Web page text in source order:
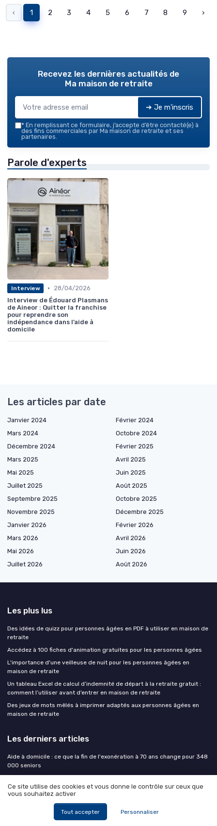
‹ 1 2 3 4 5 6 7 8 9 ›
Recevez les dernières actualités de
Ma maison de retraite
➔ Je m'inscris
* En remplissant ce formulaire, j’accepte d’être contacté(e) à
des fins commerciales par Ma maison de retraite et ses
partenaires.
Parole d'experts
Interview •
28/04/2026
Interview de Édouard Plasmans
de Aineor : Quitter la franchise
pour reprendre son
indépendance dans l’aide à
domicile
Les articles par date
Janvier 2024
Février 2024
Mars 2024
Octobre 2024
Décembre 2024
Février 2025
Mars 2025
Avril 2025
Mai 2025
Juin 2025
Juillet 2025
Août 2025
Septembre 2025
Octobre 2025
Novembre 2025
Décembre 2025
Janvier 2026
Février 2026
Mars 2026
Avril 2026
Mai 2026
Juin 2026
Juillet 2026
Août 2026
Les plus lus
Des idées de quizz pour personnes âgées en PDF à utiliser en maison de
retraite
Accédez à 100 fiches d'animation gratuites pour les personnes âgées
L'importance d'une veilleuse de nuit pour les personnes âgées en
maison de retraite
Un tableau Excel de calcul d’indemnité de départ à la retraite gratuit :
comment l’utiliser avant d’entrer en maison de retraite
Des jeux de mots mêlés à imprimer adaptés aux personnes âgées en
maison de retraite
Les derniers articles
Aide à domicile : ce que la fin de l'exonération à 70 ans change pour 348
000 seniors
de retraite
Ce que recherchent vraiment les hommes de 75 ans en maison de
Ce site utilise des cookies et vous donne le contrôle sur ceux que
vous souhaitez activer
Tout accepter Personnaliser